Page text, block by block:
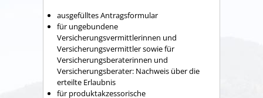
ausgefülltes Antragsformular
für ungebundene
Versicherungsvermittlerinnen und
Versicherungsvermittler sowie für
Versicherungsberaterinnen und
Versicherungsberater: Nachweis über die
erteilte Erlaubnis
für produktakzessorische